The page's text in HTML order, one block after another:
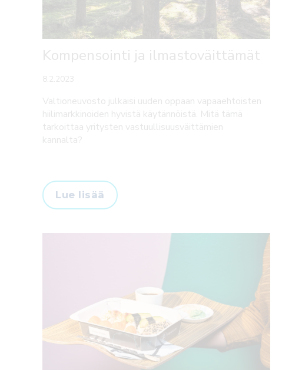
Kompensointi ja ilmastoväittämät
8.2.2023
Valtioneuvosto julkaisi uuden oppaan vapaaehtoisten
hiilimarkkinoiden hyvistä käytännöistä. Mitä tämä
tarkoittaa yritysten vastuullisuusväittämien
kannalta?
Lue lisää